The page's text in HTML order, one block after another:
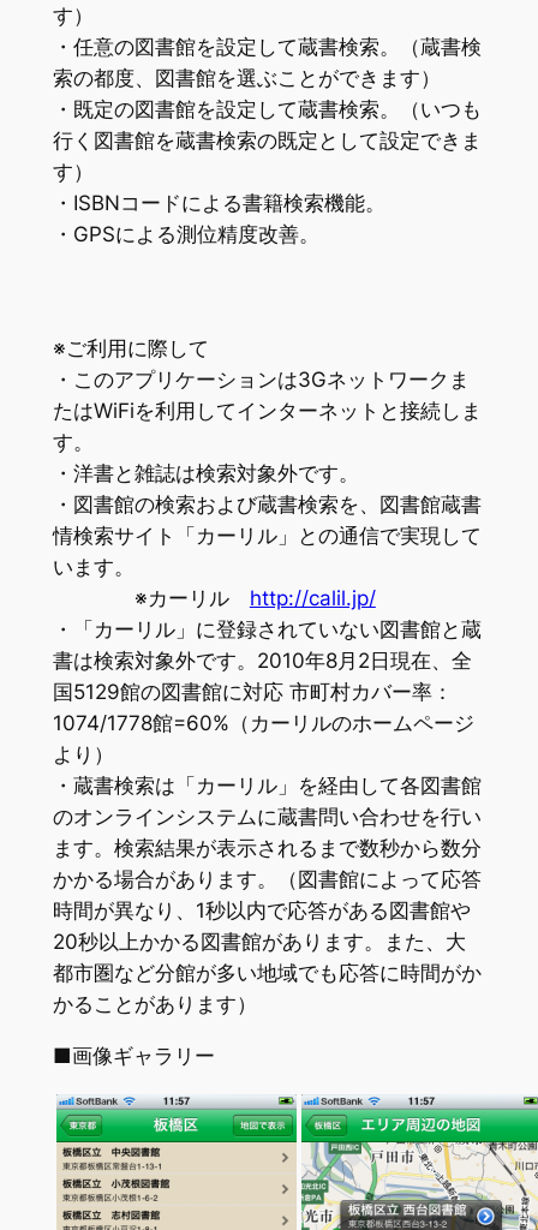
す）
・任意の図書館を設定して蔵書検索。（蔵書検
索の都度、図書館を選ぶことができます）
・既定の図書館を設定して蔵書検索。（いつも
行く図書館を蔵書検索の既定として設定できま
す）
・ISBNコードによる書籍検索機能。
・GPSによる測位精度改善。
※ご利用に際して
・このアプリケーションは3Gネットワークま
たはWiFiを利用してインターネットと接続しま
す。
・洋書と雑誌は検索対象外です。
・図書館の検索および蔵書検索を、図書館蔵書
情検索サイト「カーリル」との通信で実現して
います。
※カーリル http://calil.jp/
・「カーリル」に登録されていない図書館と蔵
書は検索対象外です。2010年8月2日現在、全
国5129館の図書館に対応 市町村カバー率：
1074/1778館=60%（カーリルのホームページ
より）
・蔵書検索は「カーリル」を経由して各図書館
のオンラインシステムに蔵書問い合わせを行い
ます。検索結果が表示されるまで数秒から数分
かかる場合があります。（図書館によって応答
時間が異なり、1秒以内で応答がある図書館や
20秒以上かかる図書館があります。また、大
都市圏など分館が多い地域でも応答に時間がか
かることがあります）
■画像ギャラリー